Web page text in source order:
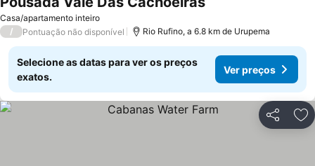
Casa/apartamento inteiro
/ Pontuação não disponível Rio Rufino, a 6.8 km de Urupema
Selecione as datas para ver os preços
exatos.
Ver preços
Partilhar